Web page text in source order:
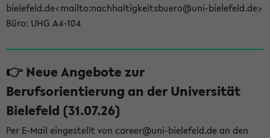
bielefeld.de<mailto:nachhaltigkeitsbuero@uni-bielefeld.de>
Büro: UHG A4-104
👉 Neue Angebote zur
Berufsorientierung an der Universität
Bielefeld (31.07.26)
Per E-Mail eingestellt von career@uni-bielefeld.de an den